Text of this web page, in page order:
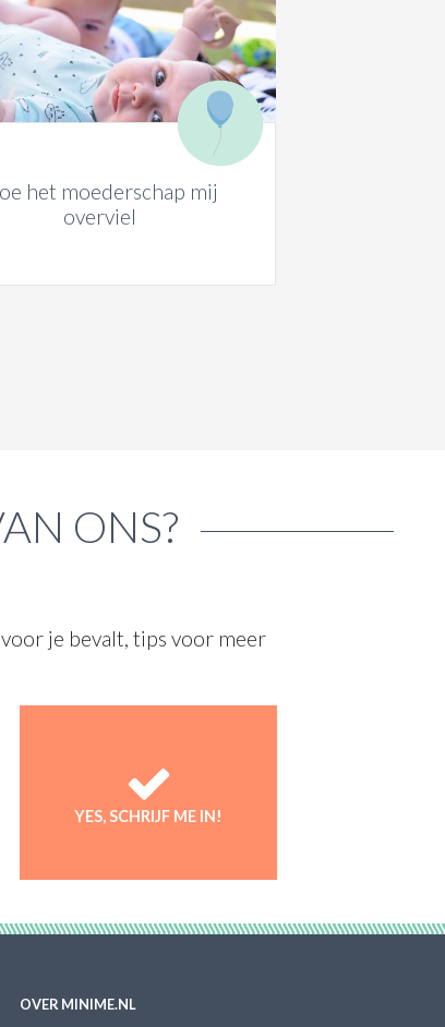
het moederschap mij
overviel
ONS?
je bevalt, tips voor meer
YES, SCHRIJF ME IN!
OVER MINIME.NL